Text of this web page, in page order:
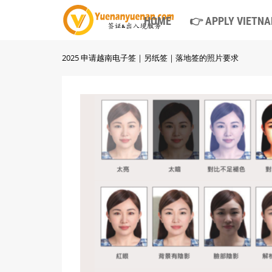
HOME 👉 APPLY
2025 申请越南电子签｜另纸签｜落地签的照片要求